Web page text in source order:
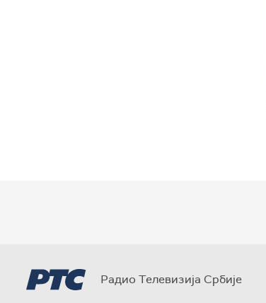
Радио Телевизија Србије